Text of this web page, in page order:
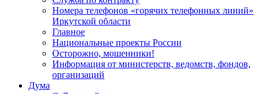
Номера телефонов «горячих телефонных линий»
Иркутской области
Главное
Национальные проекты России
Осторожно, мошенники!
Информация от министерств, ведомств, фондов,
организаций
Дума